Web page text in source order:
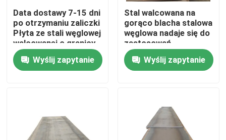
Dom
Produkty
Wycieczka po fabryce
Data dostawy 7-15 dni
po otrzymaniu zaliczki
Płyta ze stali węglowej
walcowanej o granicy
plastyczności
zazwyczaj 250-550
MPa w zależności od
Wyślij zapytanie
Stal walcowana na
gorąco blacha stalowa
węglowa nadaje się do
zastosowań
konstrukcyjnych w
budownictwie, trwała i
materiałowa
Wyślij zapytanie